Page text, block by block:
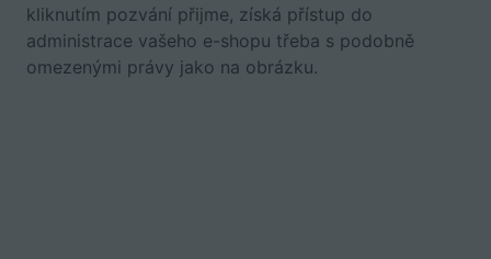
kliknutím pozvání přijme, získá přístup do
administrace vašeho e-shopu třeba s podobně
omezenými právy jako na obrázku.